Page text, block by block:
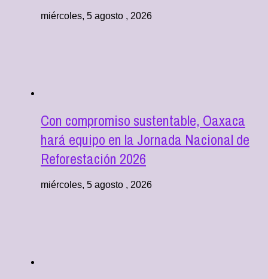
miércoles, 5 agosto , 2026
Con compromiso sustentable, Oaxaca
hará equipo en la Jornada Nacional de
Reforestación 2026
miércoles, 5 agosto , 2026